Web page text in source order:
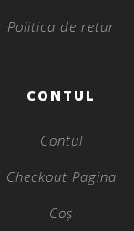
Politica de retur
CONTUL
Contul
Checkout Pagina
Coș